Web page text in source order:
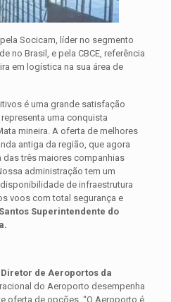
Socicam, líder no segmento
no Brasil, e pela CBCE, referência
em logística na sua área de
é uma grande satisfação
uma conquista
mineira. A oferta de melhores
antiga da região, que agora
três maiores companhias
administração tem um
de infraestrutura
voos com total segurança e
Superintendente do
de Aeroportos da
do Aeroporto desempenha
oferta de opções. “O Aeroporto é